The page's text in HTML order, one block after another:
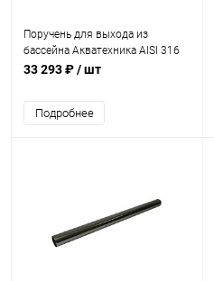
Поручень для выхода из
бассейна Акватехника AISI 316
(AT11.20M)
33 293 ₽/ шт
Подробнее